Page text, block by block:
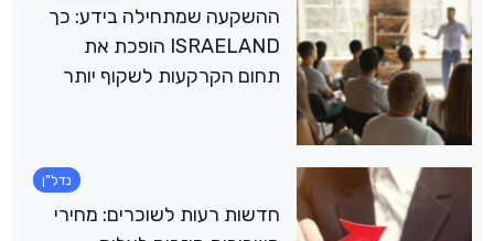
ההשקעה שמתחילה בידע: כך
ISRAELAND הופכת את
תחום הקרקעות לשקוף יותר
נדל"ן
חדשות רעות לשוכרים: מחירי